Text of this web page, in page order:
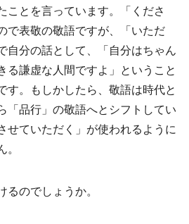
ことを言っています。「くださ
で表敬の敬語ですが、「いただ
自分の話として、「自分はちゃん
る謙虚な人間ですよ」ということ
す。もしかしたら、敬語は時代と
「品行」の敬語へとシフトしてい
せていただく」が使われるように
のでしょうか。